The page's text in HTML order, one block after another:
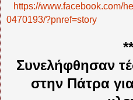
https://www.facebook.com/
0470193/?pnref=story
Συνελήφθησαν
στην Πάτρα